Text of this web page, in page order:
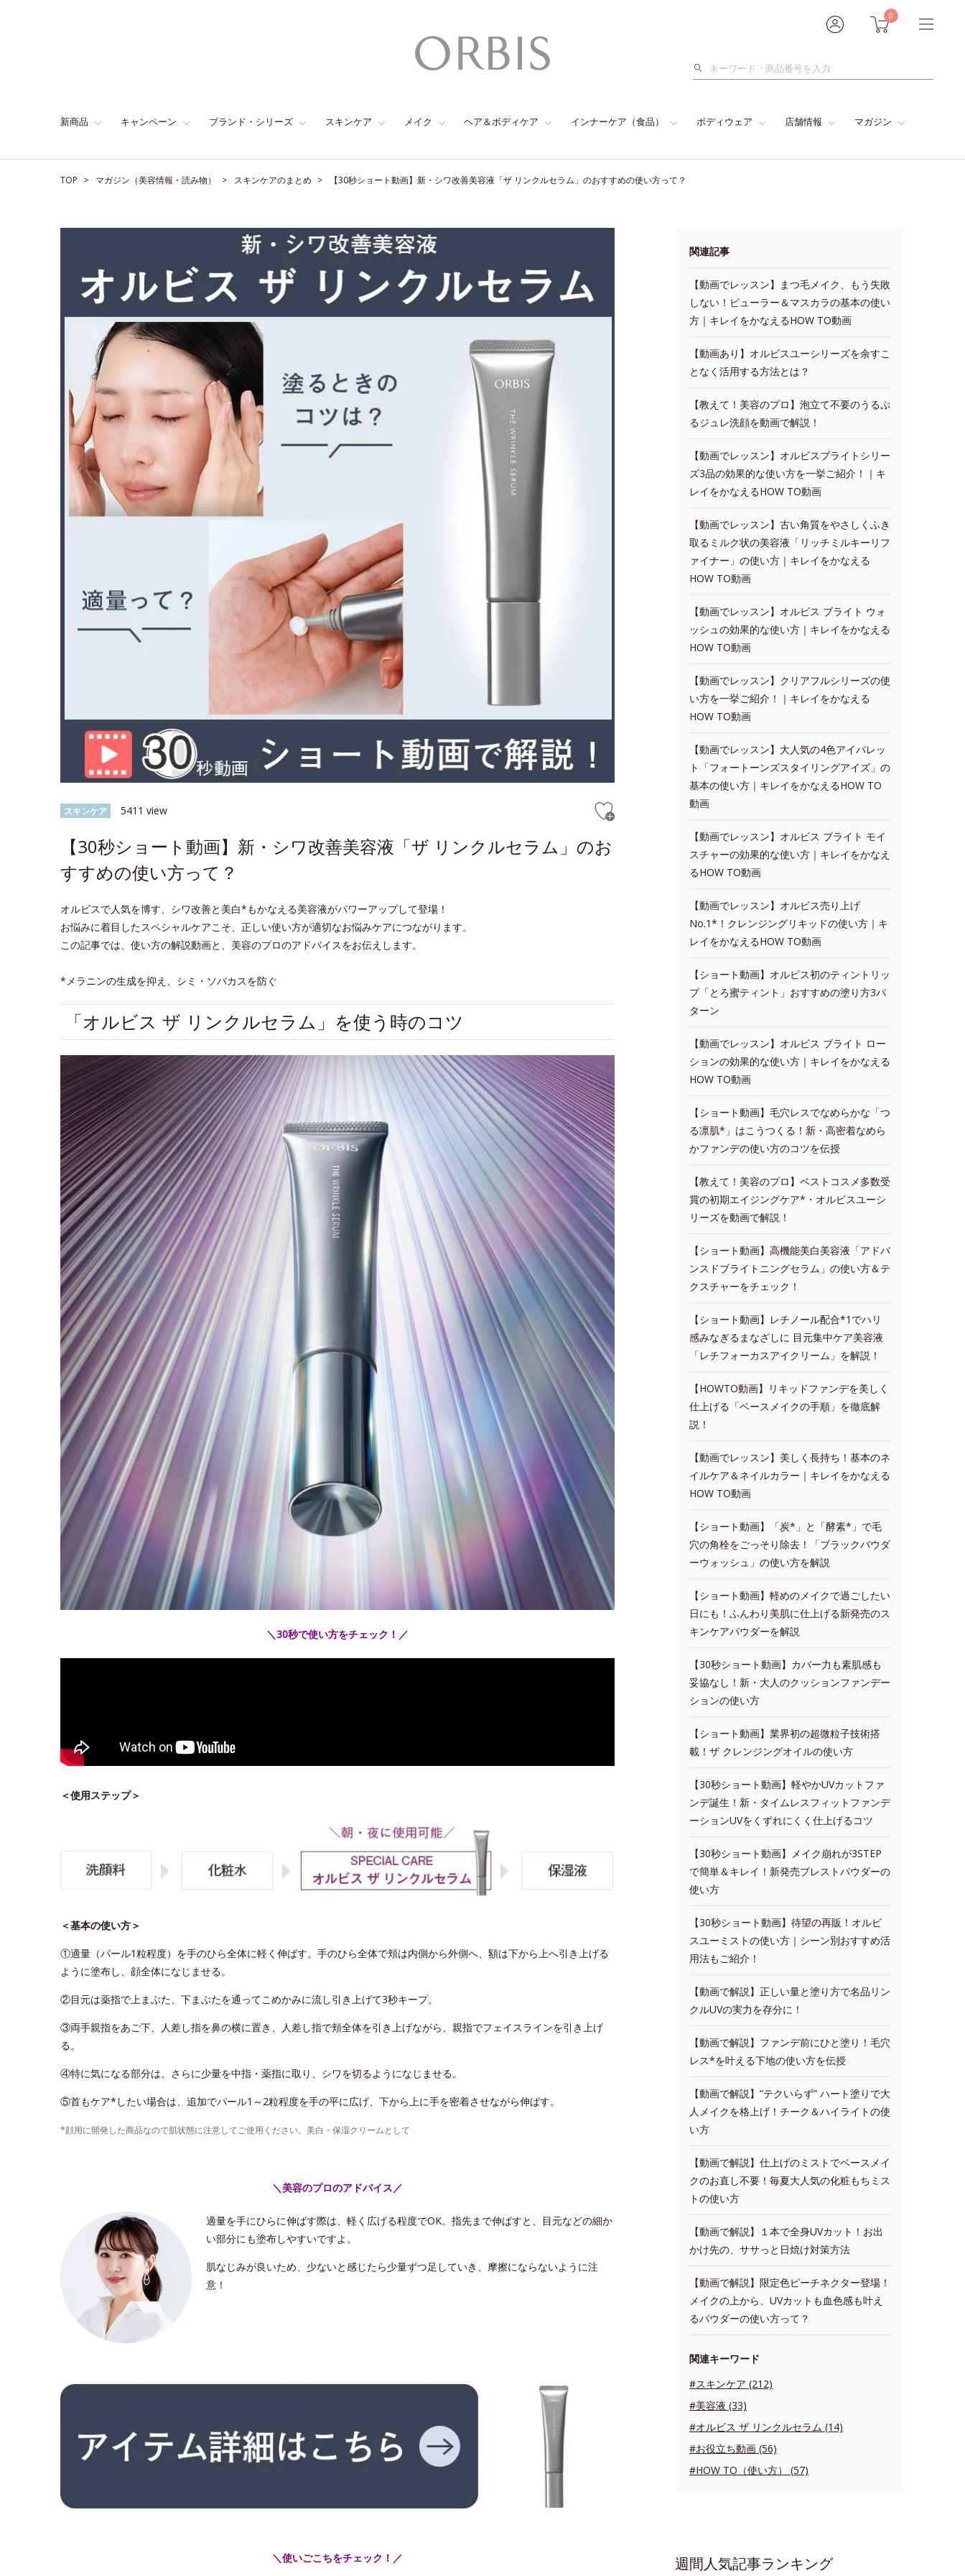
0
検
新商品 キャンペーン ブランド・シリーズ スキンケア メイク ヘア＆ボディケア インナーケア（食品） ボディウェア 店舗情報 マガジン
TOP マガジン（美容情報・読み物） スキンケアのまとめ 【30秒ショート動画】新・シワ改善美容液「ザ リンクルセラム」のおすすめの使い方って？
スキンケア 5411 view
【30秒ショート動画】新・シワ改善美容液「ザ リンクルセラム」のお
すすめの使い方って？
オルビスで人気を博す、シワ改善と美白*もかなえる美容液がパワーアップして登場！
お悩みに着目したスペシャルケアこそ、正しい使い方が適切なお悩みケアにつながります。
この記事では、使い方の解説動画と、美容のプロのアドバイスをお伝えします。
*メラニンの生成を抑え、シミ・ソバカスを防ぐ
「オルビス ザ リンクルセラム」を使う時のコツ
＼30秒で使い方をチェック！／
＜使用ステップ＞
＜基本の使い方＞
①適量（パール1粒程度）を手のひら全体に軽く伸ばす。手のひら全体で頬は内側から外側へ、額は下から上へ引き上げる
ように塗布し、顔全体になじませる。
②目元は薬指で上まぶた、下まぶたを通ってこめかみに流し引き上げて3秒キープ。
③両手親指をあご下、人差し指を鼻の横に置き、人差し指で頬全体を引き上げながら、親指でフェイスラインを引き上げ
る。
④特に気になる部分は、さらに少量を中指・薬指に取り、シワを切るようになじませる。
⑤首もケア*したい場合は、追加でパール1～2粒程度を手の平に広げ、下から上に手を密着させながら伸ばす。
*顔用に開発した商品なので肌状態に注意してご使用ください。美白・保湿クリームとして
＼美容のプロのアドバイス／
適量を手にひらに伸ばす際は、軽く広げる程度でOK。指先まで伸ばすと、目元などの細か
い部分にも塗布しやすいですよ。
肌なじみが良いため、少ないと感じたら少量ずつ足していき、摩擦にならないように注
意！
＼使いごこちをチェック！／
関連記事
【動画でレッスン】まつ毛メイク、もう失敗
しない！ビューラー＆マスカラの基本の使い
方｜キレイをかなえるHOW TO動画
【動画あり】オルビスユーシリーズを余すこ
となく活用する方法とは？
【教えて！美容のプロ】泡立て不要のうるぷ
るジュレ洗顔を動画で解説！
【動画でレッスン】オルビスブライトシリー
ズ3品の効果的な使い方を一挙ご紹介！｜キ
レイをかなえるHOW TO動画
【動画でレッスン】古い角質をやさしくふき
取るミルク状の美容液「リッチミルキーリフ
ァイナー」の使い方｜キレイをかなえる
HOW TO動画
【動画でレッスン】オルビス ブライト ウォ
ッシュの効果的な使い方｜キレイをかなえる
HOW TO動画
【動画でレッスン】クリアフルシリーズの使
い方を一挙ご紹介！｜キレイをかなえる
HOW TO動画
【動画でレッスン】大人気の4色アイパレッ
ト「フォートーンズスタイリングアイズ」の
基本の使い方｜キレイをかなえるHOW TO
動画
【動画でレッスン】オルビス ブライト モイ
スチャーの効果的な使い方｜キレイをかなえ
るHOW TO動画
【動画でレッスン】オルビス売り上げ
No.1*！クレンジングリキッドの使い方｜キ
レイをかなえるHOW TO動画
【ショート動画】オルビス初のティントリッ
プ「とろ蜜ティント」おすすめの塗り方3パ
ターン
【動画でレッスン】オルビス ブライト ロー
ションの効果的な使い方｜キレイをかなえる
HOW TO動画
【ショート動画】毛穴レスでなめらかな「つ
る凛肌*」はこうつくる！新・高密着なめら
かファンデの使い方のコツを伝授
【教えて！美容のプロ】ベストコスメ多数受
賞の初期エイジングケア*・オルビスユーシ
リーズを動画で解説！
【ショート動画】高機能美白美容液「アドバ
ンスドブライトニングセラム」の使い方＆テ
クスチャーをチェック！
【ショート動画】レチノール配合*1でハリ
感みなぎるまなざしに 目元集中ケア美容液
「レチフォーカスアイクリーム」を解説！
【HOWTO動画】リキッドファンデを美しく
仕上げる「ベースメイクの手順」を徹底解
説！
【動画でレッスン】美しく長持ち！基本のネ
イルケア＆ネイルカラー｜キレイをかなえる
HOW TO動画
【ショート動画】「炭*」と「酵素*」で毛
穴の角栓をごっそり除去！「ブラックパウダ
ーウォッシュ」の使い方を解説
【ショート動画】軽めのメイクで過ごしたい
日にも！ふんわり美肌に仕上げる新発売のス
キンケアパウダーを解説
【30秒ショート動画】カバー力も素肌感も
妥協なし！新・大人のクッションファンデー
ションの使い方
【ショート動画】業界初の超微粒子技術搭
載！ザ クレンジングオイルの使い方
【30秒ショート動画】軽やかUVカットファ
ンデ誕生！新・タイムレスフィットファンデ
ーションUVをくずれにくく仕上げるコツ
【30秒ショート動画】メイク崩れが3STEP
で簡単＆キレイ！新発売プレストパウダーの
使い方
【30秒ショート動画】待望の再販！オルビ
スユーミストの使い方｜シーン別おすすめ活
用法もご紹介！
【動画で解説】正しい量と塗り方で名品リン
クルUVの実力を存分に！
【動画で解説】ファンデ前にひと塗り！毛穴
レス*を叶える下地の使い方を伝授
【動画で解説】“テクいらず” ハート塗りで大
人メイクを格上げ！チーク＆ハイライトの使
い方
【動画で解説】仕上げのミストでベースメイ
クのお直し不要！毎夏大人気の化粧もちミス
トの使い方
【動画で解説】１本で全身UVカット！お出
かけ先の、ササっと日焼け対策方法
【動画で解説】限定色ピーチネクター登場！
メイクの上から、UVカットも血色感も叶え
るパウダーの使い方って？
関連キーワード
#スキンケア (212)
#美容液 (33)
#オルビス ザ リンクルセラム (14)
#お役立ち動画 (56)
#HOW TO（使い方） (57)
週間人気記事ランキング